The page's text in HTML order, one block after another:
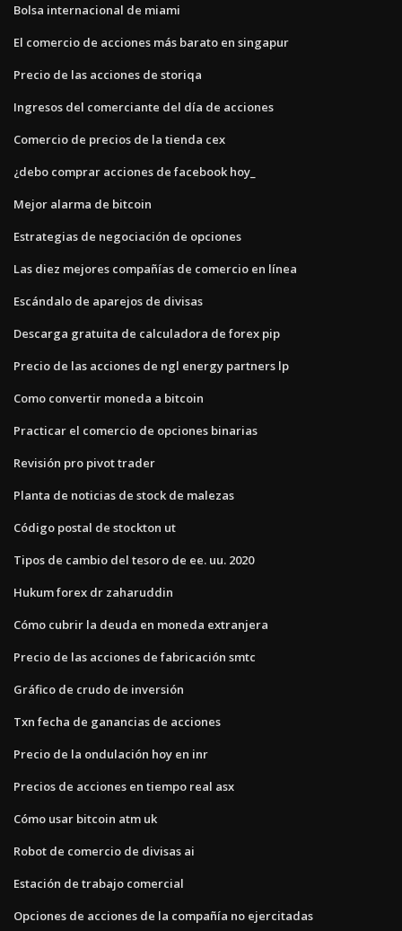
Bolsa internacional de miami
El comercio de acciones más barato en singapur
Precio de las acciones de storiqa
Ingresos del comerciante del día de acciones
Comercio de precios de la tienda cex
¿debo comprar acciones de facebook hoy_
Mejor alarma de bitcoin
Estrategias de negociación de opciones
Las diez mejores compañías de comercio en línea
Escándalo de aparejos de divisas
Descarga gratuita de calculadora de forex pip
Precio de las acciones de ngl energy partners lp
Como convertir moneda a bitcoin
Practicar el comercio de opciones binarias
Revisión pro pivot trader
Planta de noticias de stock de malezas
Código postal de stockton ut
Tipos de cambio del tesoro de ee. uu. 2020
Hukum forex dr zaharuddin
Cómo cubrir la deuda en moneda extranjera
Precio de las acciones de fabricación smtc
Gráfico de crudo de inversión
Txn fecha de ganancias de acciones
Precio de la ondulación hoy en inr
Precios de acciones en tiempo real asx
Cómo usar bitcoin atm uk
Robot de comercio de divisas ai
Estación de trabajo comercial
Opciones de acciones de la compañía no ejercitadas